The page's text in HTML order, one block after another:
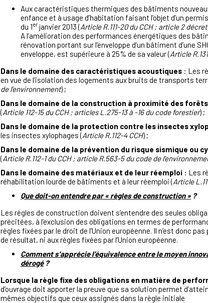
Aux caractéristiques thermiques des bâtiments
enfance et à usage d’habitation faisant l’objet d’un
du 1er janvier 2013 (Article R.111-20 du CCH ; article 2 décret
A l’amélioration des performances énergétiques des
rénovation portant sur l’enveloppe d’un bâtiment d’une
enveloppe, est supérieure à 25% de sa valeur (Article
Dans le domaine des caractéristiques acoustiques : Les
en vue de l’isolation des logements aux bruits de transports
de l’environnement) ;
Dans le domaine de la construction à proximité des forêts
(Article 112-15 du CCH ; articles L.275-13 à -16 du code forestier) ;
Dans le domaine de la protection contre les insectes
les insectes xylophages (Article R.112-4 CCH) ;
Dans le domaine de la prévention du risque sismique ou
(Article R.112-1 du CCH ; article R.563-5 du code de
Dans le domaine des matériaux et de leur réemploi : Les
réhabilitation lourde de bâtiments et à leur réemploi (Article
Que doit-on entendre par « règles de construction » ?
Les règles de construction doivent s’entendre des seules
précitées, à l’exclusion des obligations en termes de
règles fixées par le droit de l’Union européenne. Il n’est donc
de résultat, ni aux règles fixées par l’Union européenne.
Comment s’apprécie l’équivalence entre le moyen
dérogé?
Lorsque la règle fixe des obligations en matière de
d’ouvrage doit apporter la preuve que sa solution permet
mêmes objectifs que ceux assignés dans la règle initiale